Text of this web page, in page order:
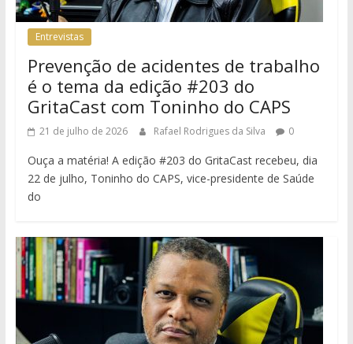
Entrevistas
Prevenção de acidentes de trabalho
é o tema da edição #203 do
GritaCast com Toninho do CAPS
21 de julho de 2026 Rafael Rodrigues da Silva 0
Ouça a matéria! A edição #203 do GritaCast recebeu, dia
22 de julho, Toninho do CAPS, vice-presidente de Saúde
do